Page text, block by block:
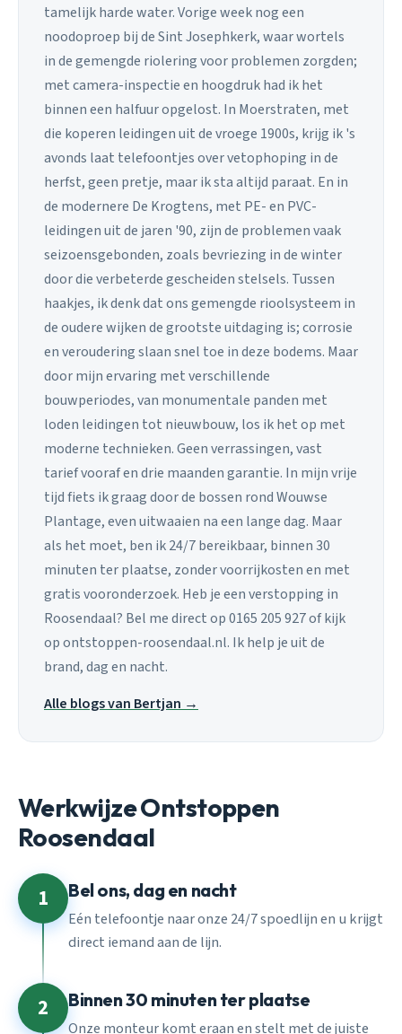
tamelijk harde water. Vorige week nog een
noodoproep bij de Sint Josephkerk, waar wortels
in de gemengde riolering voor problemen zorgden;
met camera-inspectie en hoogdruk had ik het
binnen een halfuur opgelost. In Moerstraten, met
die koperen leidingen uit de vroege 1900s, krijg ik 's
avonds laat telefoontjes over vetophoping in de
herfst, geen pretje, maar ik sta altijd paraat. En in
de modernere De Krogtens, met PE- en PVC-
leidingen uit de jaren '90, zijn de problemen vaak
seizoensgebonden, zoals bevriezing in de winter
door die verbeterde gescheiden stelsels. Tussen
haakjes, ik denk dat ons gemengde rioolsysteem in
de oudere wijken de grootste uitdaging is; corrosie
en veroudering slaan snel toe in deze bodems. Maar
door mijn ervaring met verschillende
bouwperiodes, van monumentale panden met
loden leidingen tot nieuwbouw, los ik het op met
moderne technieken. Geen verrassingen, vast
tarief vooraf en drie maanden garantie. In mijn vrije
tijd fiets ik graag door de bossen rond Wouwse
Plantage, even uitwaaien na een lange dag. Maar
als het moet, ben ik 24/7 bereikbaar, binnen 30
minuten ter plaatse, zonder voorrijkosten en met
gratis vooronderzoek. Heb je een verstopping in
Roosendaal? Bel me direct op 0165 205 927 of kijk
op ontstoppen-roosendaal.nl. Ik help je uit de
brand, dag en nacht.
Alle blogs van Bertjan →
Werkwijze Ontstoppen
Roosendaal
1 Bel ons, dag en nacht
Eén telefoontje naar onze 24/7 spoedlijn en u krijgt
direct iemand aan de lijn.
2 Binnen 30 minuten ter plaatse
Onze monteur komt eraan en stelt met de juiste